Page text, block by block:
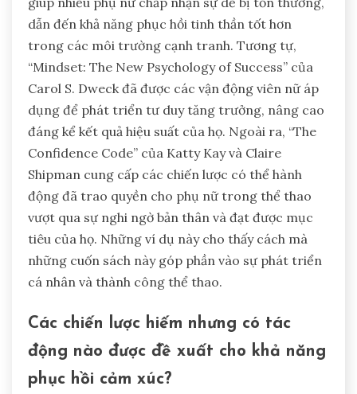
dẫn đến khả năng phục hồi tinh thần tốt hơn
trong các môi trường cạnh tranh. Tương tự,
“Mindset: The New Psychology of Success” của
Carol S. Dweck đã được các vận động viên nữ áp
dụng để phát triển tư duy tăng trưởng, nâng cao
đáng kể kết quả hiệu suất của họ. Ngoài ra, “The
Confidence Code” của Katty Kay và Claire
Shipman cung cấp các chiến lược có thể hành
động đã trao quyền cho phụ nữ trong thể thao
vượt qua sự nghi ngờ bản thân và đạt được mục
tiêu của họ. Những ví dụ này cho thấy cách mà
những cuốn sách này góp phần vào sự phát triển
cá nhân và thành công thể thao.
Các chiến lược hiếm nhưng có tác
động nào được đề xuất cho khả năng
phục hồi cảm xúc?